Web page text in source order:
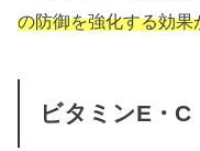
の防御を強化する効
ビタミンE・C